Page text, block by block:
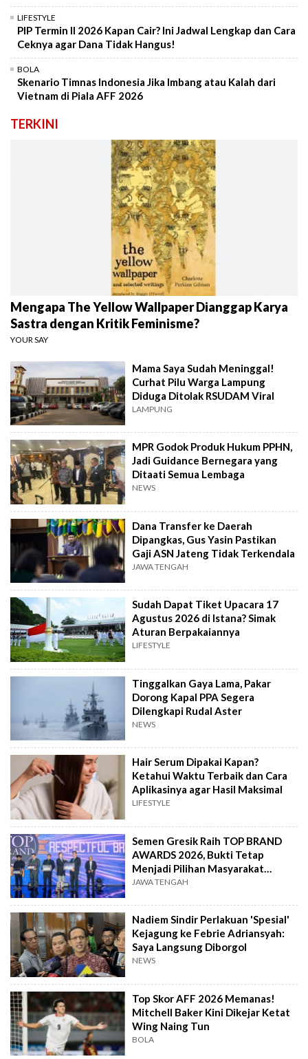
LIFESTYLE
PIP Termin II 2026 Kapan Cair? Ini Jadwal Lengkap dan Cara
Ceknya agar Dana Tidak Hangus!
BOLA
Skenario Timnas Indonesia Jika Imbang atau Kalah dari
Vietnam di Piala AFF 2026
TERKINI
Mengapa The Yellow Wallpaper Dianggap Karya
Sastra dengan Kritik Feminisme?
YOUR SAY
Mama Saya Sudah Meninggal!
Curhat Pilu Warga Lampung
Diduga Ditolak RSUDAM Viral
LAMPUNG
MPR Godok Produk Hukum PPHN,
Jadi Guidance Bernegara yang
Ditaati Semua Lembaga
NEWS
Dana Transfer ke Daerah
Dipangkas, Gus Yasin Pastikan
Gaji ASN Jateng Tidak Terkendala
JAWA TENGAH
Sudah Dapat Tiket Upacara 17
Agustus 2026 di Istana? Simak
Aturan Berpakaiannya
LIFESTYLE
Tinggalkan Gaya Lama, Pakar
Dorong Kapal PPA Segera
Dilengkapi Rudal Aster
NEWS
Hair Serum Dipakai Kapan?
Ketahui Waktu Terbaik dan Cara
Aplikasinya agar Hasil Maksimal
LIFESTYLE
Semen Gresik Raih TOP BRAND
AWARDS 2026, Bukti Tetap
Menjadi Pilihan Masyarakat
Indonesia
JAWA TENGAH
Nadiem Sindir Perlakuan 'Spesial'
Kejagung ke Febrie Adriansyah:
Saya Langsung Diborgol
NEWS
Top Skor AFF 2026 Memanas!
Mitchell Baker Kini Dikejar Ketat
Wing Naing Tun
BOLA